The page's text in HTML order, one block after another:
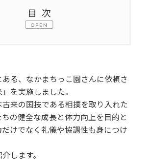
目次
OPEN
たちとの相撲取り組み
め
座開催をご希望の方は下記から
る、なかまちっこ園さんに依頼さ
を実施しました。
古来の国技である相撲を取り入れた
の健全な成長と体力向上を目的と
だけでなく礼儀や協調性も身につけ
します。